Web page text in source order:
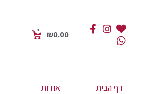
₪0.00
0
דף הבית אודות